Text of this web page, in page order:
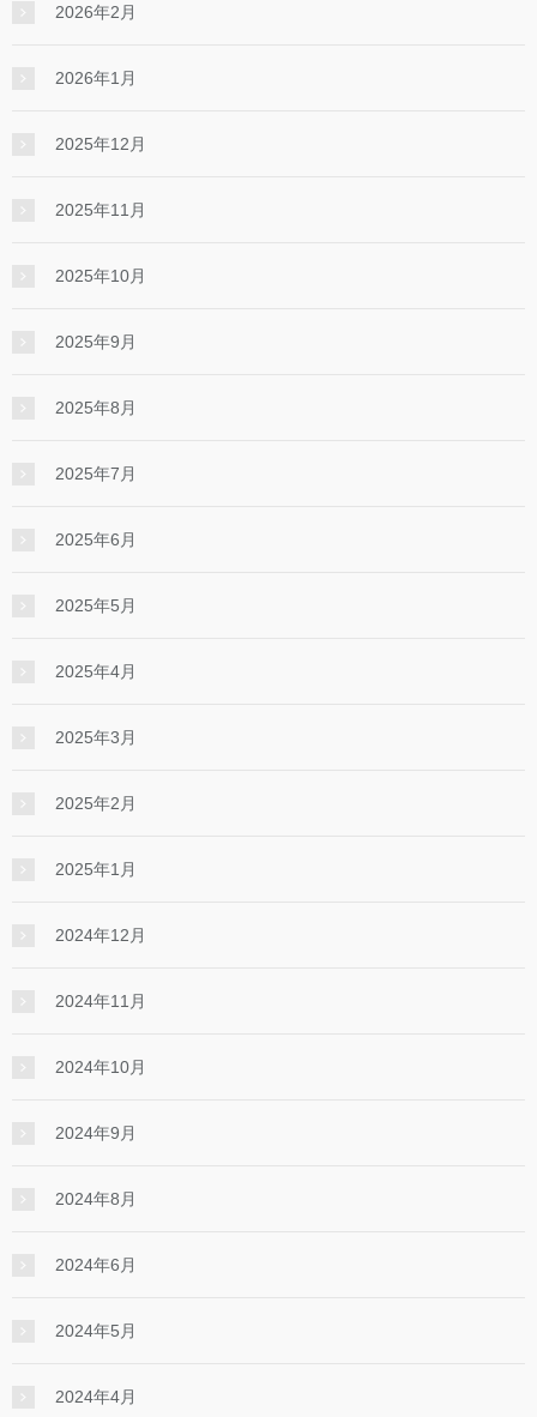
2026年2月
2026年1月
2025年12月
2025年11月
2025年10月
2025年9月
2025年8月
2025年7月
2025年6月
2025年5月
2025年4月
2025年3月
2025年2月
2025年1月
2024年12月
2024年11月
2024年10月
2024年9月
2024年8月
2024年6月
2024年5月
2024年4月